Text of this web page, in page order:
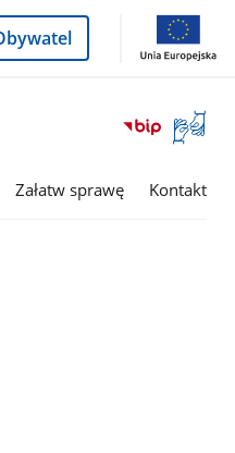
Otwórz
okno
Załatw sprawę Kontakt